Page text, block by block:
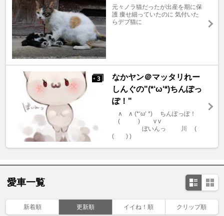
元々ノラ猫だったが出産を期に保
護 痩せ細っていたのに 気付いた
らデブ猫に
+ 3
なかヤン＠マッタリれー
しんぐの"(*‘ω‘*)ちんぽっ
ぽ！"
∧ ∧ (*‘ω‘ *) ちんぽっぽ！
( ) v v
ぼいんっ 川 (
( ) )
愛車一覧
新着順 更新順 イイね！順 クリップ順